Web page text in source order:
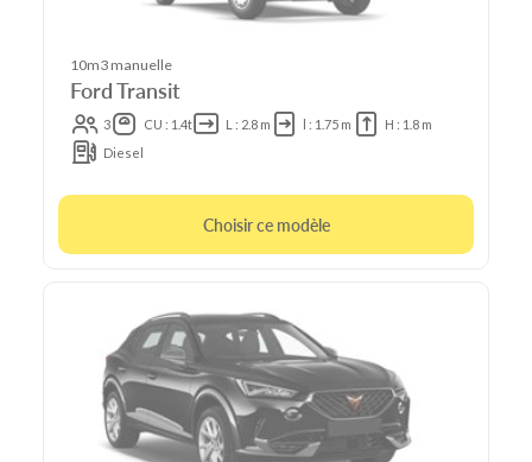
10m3 manuelle
Ford Transit
3 CU : 1.4t L : 2.8 m l : 1.75 m
H : 1.8 m
Diesel
Choisir ce modèle